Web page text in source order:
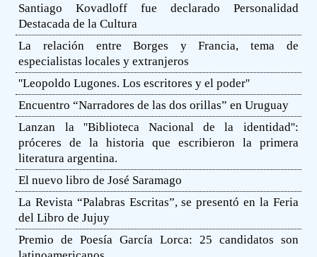
Santiago Kovadloff fue declarado Personalidad
Destacada de la Cultura
La relación entre Borges y Francia, tema de
especialistas locales y extranjeros
''Leopoldo Lugones. Los escritores y el poder''
Encuentro “Narradores de las dos orillas” en Uruguay
Lanzan la ''Biblioteca Nacional de la identidad'':
próceres de la historia que escribieron la primera
literatura argentina.
El nuevo libro de José Saramago
La Revista “Palabras Escritas”, se presentó en la Feria
del Libro de Jujuy
Premio de Poesía García Lorca: 25 candidatos son